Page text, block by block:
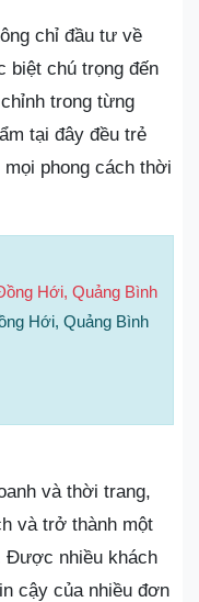
chỉ đầu tư về
biệt chú trọng đến
trong từng
tại đây đều trẻ
phong cách thời
Hới, Quảng Bình
Hới, Quảng Bình
và thời trang,
và trở thành một
Được nhiều khách
cậy của nhiều đơn